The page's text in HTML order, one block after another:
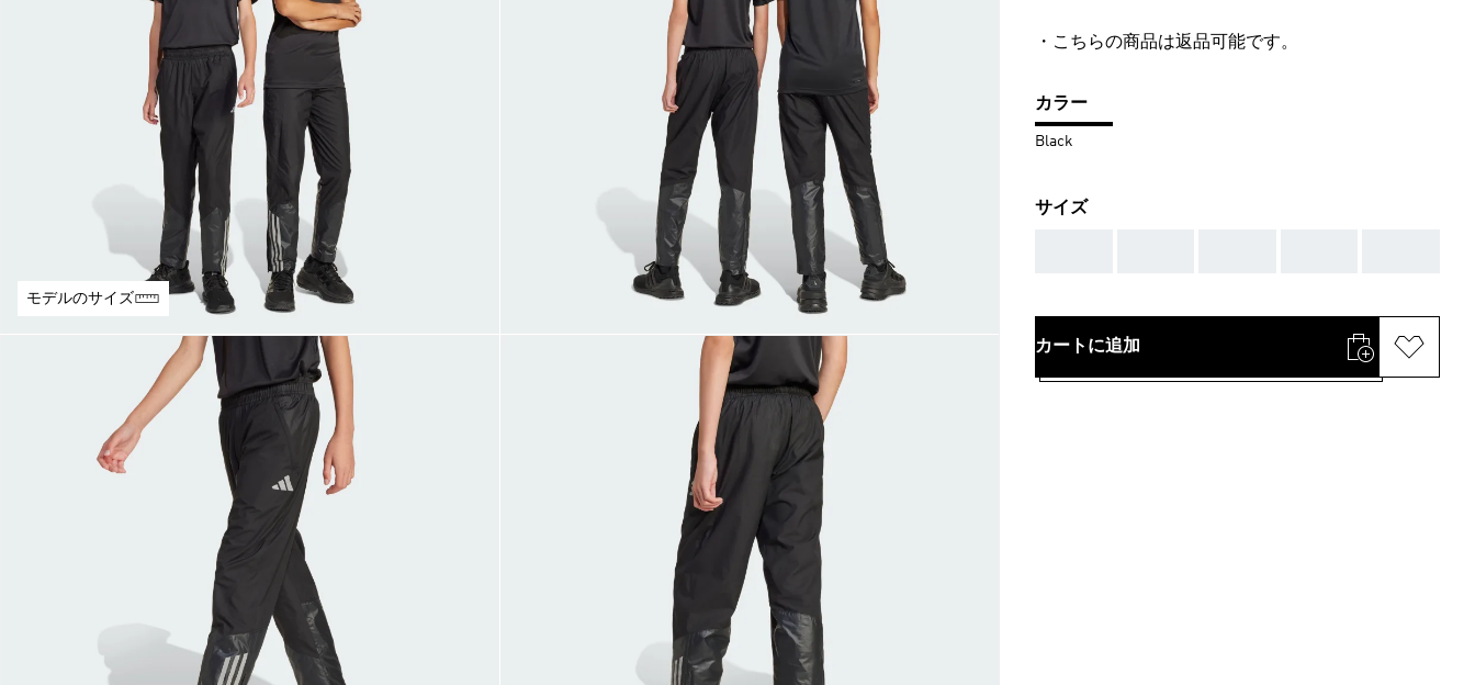
モデルのサイズ
・こちらの商品は返品可能です。
カラー
Black
サイズ
カートに追加